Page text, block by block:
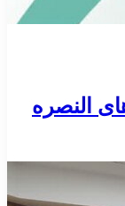
النصره